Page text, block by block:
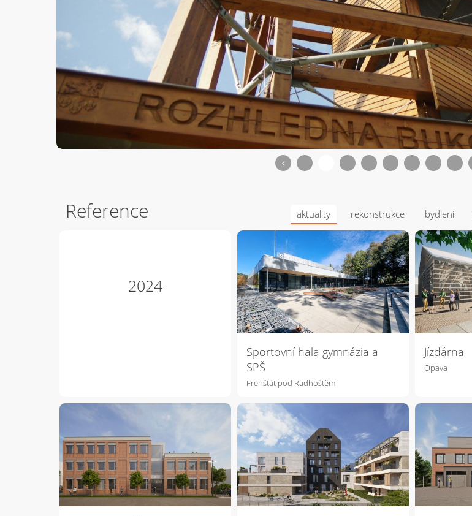
Reference aktuality rekonstrukce bydlení
2024
Sportovní hala gymnázia a
SPŠ
Frenštát pod Radhoštěm
Jízdárna
Opava